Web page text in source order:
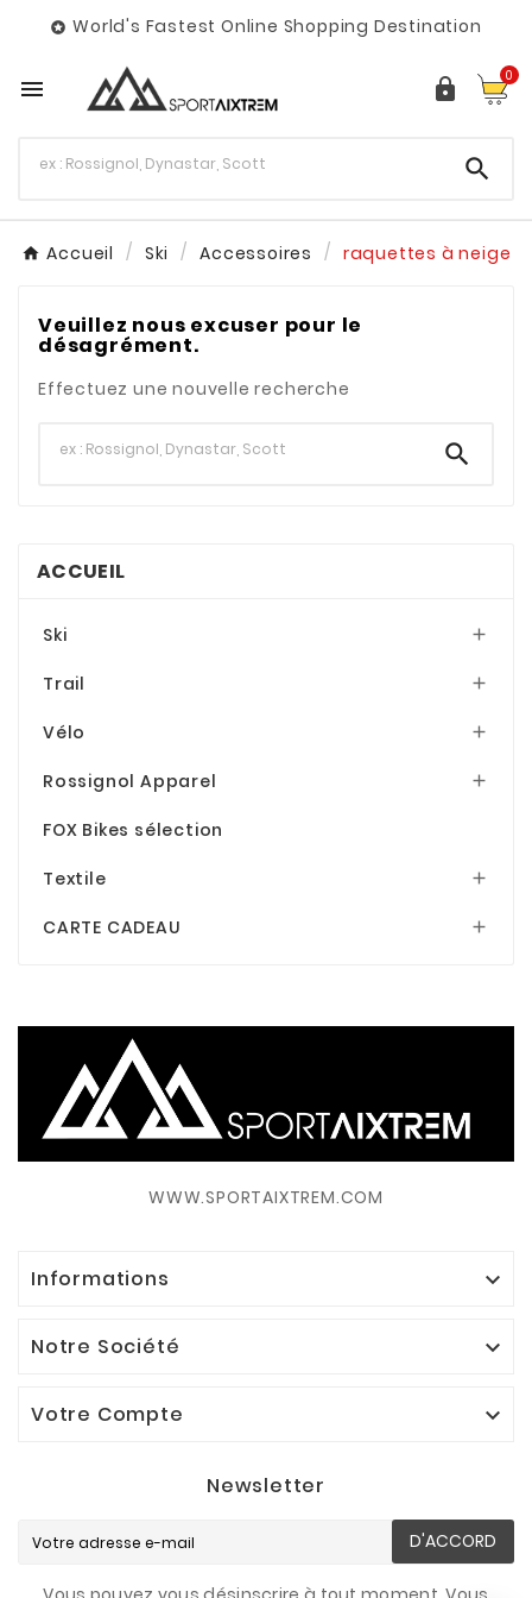
 World's Fastest Online Shopping Destination
  0

Accueil Ski Accessoires raquettes à neige
Veuillez nous excuser pour le
désagrément.
Effectuez une nouvelle recherche

ACCUEIL
Ski 
Trail 
Vélo 
Rossignol Apparel 
FOX Bikes sélection
Textile 
CARTE CADEAU 
WWW.SPORTAIXTREM.COM
Informations 
Notre Société 
Votre Compte 
Newsletter
D'ACCORD